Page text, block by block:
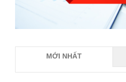
MỚI NHẤT